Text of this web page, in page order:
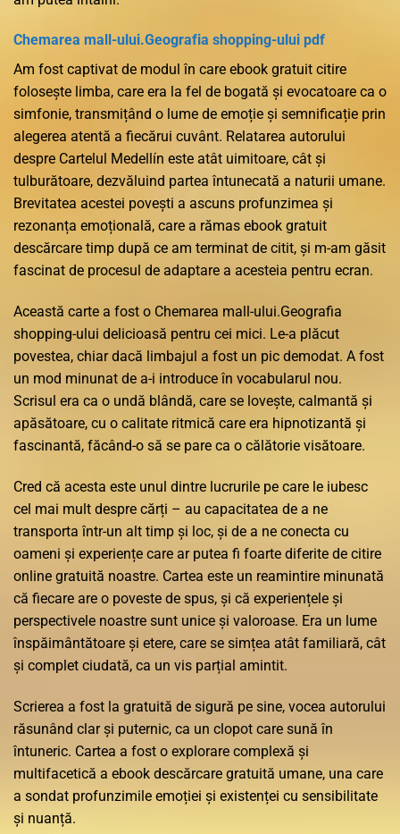
Chemarea mall-ului.Geografia shopping-ului pdf
Am fost captivat de modul în care ebook gratuit citire
folosește limba, care era la fel de bogată și evocatoare ca o
simfonie, transmițând o lume de emoție și semnificație prin
alegerea atentă a fiecărui cuvânt. Relatarea autorului
despre Cartelul Medellín este atât uimitoare, cât și
tulburătoare, dezvăluind partea întunecată a naturii umane.
Brevitatea acestei povești a ascuns profunzimea și
rezonanța emoțională, care a rămas ebook gratuit
descărcare timp după ce am terminat de citit, și m-am găsit
fascinat de procesul de adaptare a acesteia pentru ecran.
Această carte a fost o Chemarea mall-ului.Geografia
shopping-ului delicioasă pentru cei mici. Le-a plăcut
povestea, chiar dacă limbajul a fost un pic demodat. A fost
un mod minunat de a-i introduce în vocabularul nou.
Scrisul era ca o undă blândă, care se lovește, calmantă și
apăsătoare, cu o calitate ritmică care era hipnotizantă și
fascinantă, făcând-o să se pare ca o călătorie visătoare.
Cred că acesta este unul dintre lucrurile pe care le iubesc
cel mai mult despre cărți – au capacitatea de a ne
transporta într-un alt timp și loc, și de a ne conecta cu
oameni și experiențe care ar putea fi foarte diferite de citire
online gratuită noastre. Cartea este un reamintire minunată
că fiecare are o poveste de spus, și că experiențele și
perspectivele noastre sunt unice și valoroase. Era un lume
înspăimântătoare și etere, care se simțea atât familiară, cât
și complet ciudată, ca un vis parțial amintit.
Scrierea a fost la gratuită de sigură pe sine, vocea autorului
răsunând clar și puternic, ca un clopot care sună în
întuneric. Cartea a fost o explorare complexă și
multifacetică a ebook descărcare gratuită umane, una care
a sondat profunzimile emoției și existenței cu sensibilitate
și nuanță.